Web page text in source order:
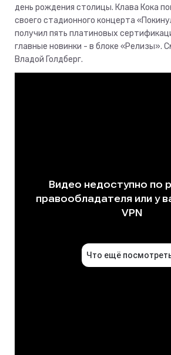
день рождения столицы. Клава Кока
своего стадионного концерта
получил пять платиновых
главные новинки - в блоке «Релизы».
Владой Голдберг.